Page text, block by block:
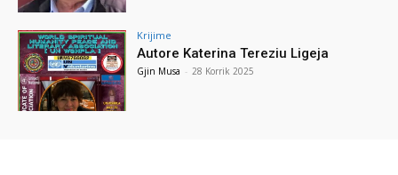
Krijime
Autore Katerina Tereziu Ligeja
Gjin Musa - 28 Korrik 2025